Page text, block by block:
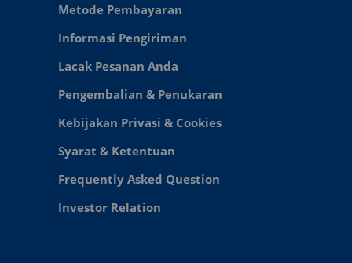
Metode Pembayaran
Informasi Pengiriman
Lacak Pesanan Anda
Pengembalian & Penukaran
Kebijakan Privasi & Cookies
Syarat & Ketentuan
Frequently Asked Question
Investor Relation